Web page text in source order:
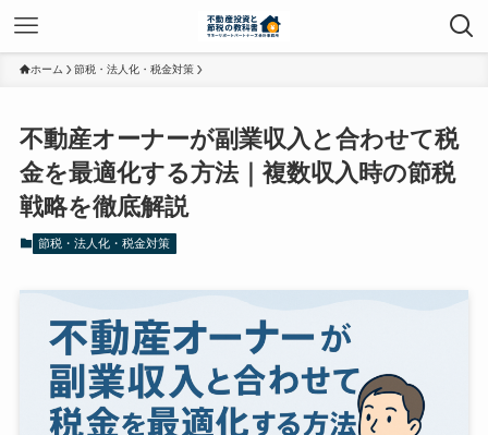
ホーム 節税・法人化・税金対策
不動産オーナーが副業収入と合わせて税
金を最適化する方法｜複数収入時の節税
戦略を徹底解説
節税・法人化・税金対策